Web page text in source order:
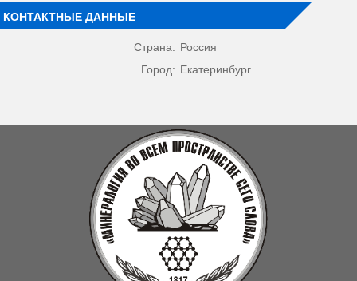
КОНТАКТНЫЕ ДАННЫЕ
Страна: Россия
Город: Екатеринбург